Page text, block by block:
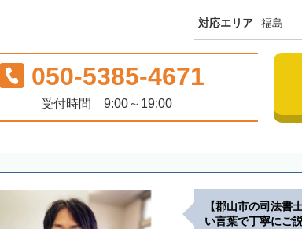
対応エリア 福島
050-5385-4671
受付時間 9:00～19:00
【郡山市の司法書
い言葉で丁寧にご